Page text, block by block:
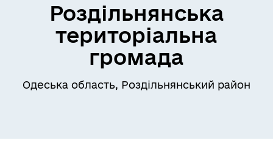
Роздільнянська
територіальна
громада
Одеська область, Роздільнянський район